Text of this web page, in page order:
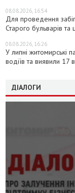
08.08.2026, 16:54
Для проведення
Старого бульварів та
08.08.2026, 16:26
У липні житомирські
водіїв та виявили 17
ДІАЛОГИ